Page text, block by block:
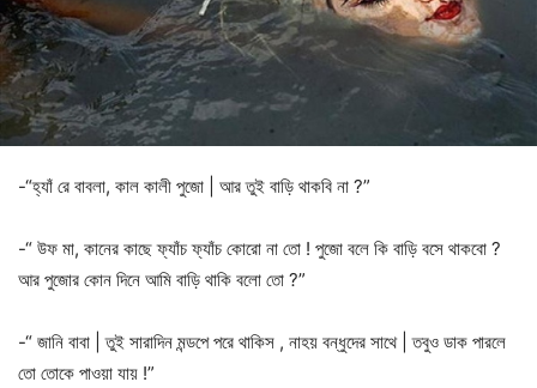
-“হ্যাঁ রে বাবলা, কাল কালী পুজো | আর তুই বাড়ি থাকবি না ?”
-“ উফ মা, কানের কাছে ফ্যাঁচ ফ্যাঁচ কোরো না তো ! পুজো বলে কি বাড়ি বসে থাকবো ?
আর পুজোর কোন দিনে আমি বাড়ি থাকি বলো তো ?”
-“ জানি বাবা | তুই সারাদিন মন্ডপে পরে থাকিস , নাহয় বন্ধুদের সাথে | তবুও ডাক পারলে
তো তোকে পাওয়া যায় !”